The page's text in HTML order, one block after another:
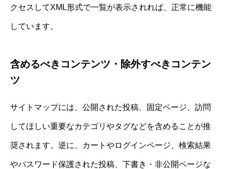
クセスしてXML形式で一覧が表示されれば、正常に機能
しています。
含めるべきコンテンツ・除外すべきコンテン
ツ
サイトマップには、公開された投稿、固定ページ、訪問
してほしい重要なカテゴリやタグなどを含めることが推
奨されます。逆に、カートやログインページ、検索結果
やパスワード保護された投稿、下書き・非公開ページな